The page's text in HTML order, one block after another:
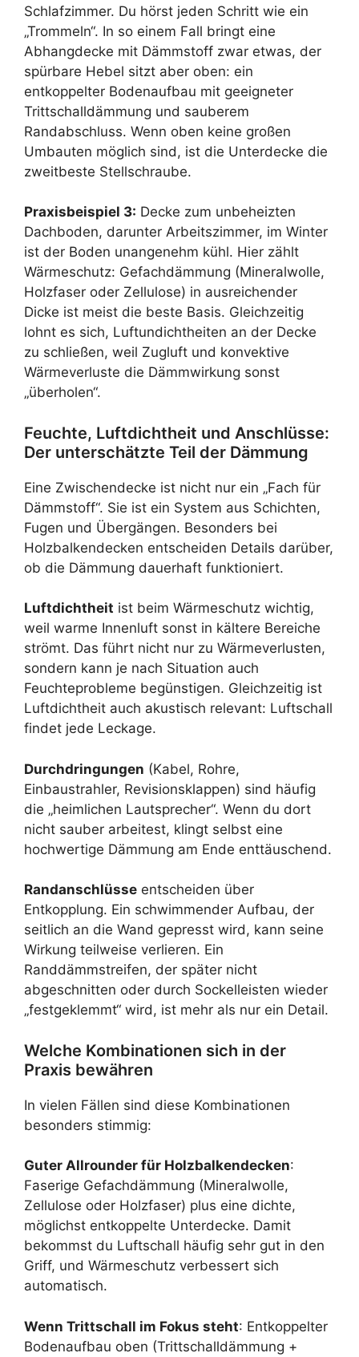
Schlafzimmer. Du hörst jeden Schritt wie ein
„Trommeln“. In so einem Fall bringt eine
Abhangdecke mit Dämmstoff zwar etwas, der
spürbare Hebel sitzt aber oben: ein
entkoppelter Bodenaufbau mit geeigneter
Trittschalldämmung und sauberem
Randabschluss. Wenn oben keine großen
Umbauten möglich sind, ist die Unterdecke die
zweitbeste Stellschraube.
Praxisbeispiel 3: Decke zum unbeheizten
Dachboden, darunter Arbeitszimmer, im Winter
ist der Boden unangenehm kühl. Hier zählt
Wärmeschutz: Gefachdämmung (Mineralwolle,
Holzfaser oder Zellulose) in ausreichender
Dicke ist meist die beste Basis. Gleichzeitig
lohnt es sich, Luftundichtheiten an der Decke
zu schließen, weil Zugluft und konvektive
Wärmeverluste die Dämmwirkung sonst
„überholen“.
Feuchte, Luftdichtheit und Anschlüsse:
Der unterschätzte Teil der Dämmung
Eine Zwischendecke ist nicht nur ein „Fach für
Dämmstoff“. Sie ist ein System aus Schichten,
Fugen und Übergängen. Besonders bei
Holzbalkendecken entscheiden Details darüber,
ob die Dämmung dauerhaft funktioniert.
Luftdichtheit ist beim Wärmeschutz wichtig,
weil warme Innenluft sonst in kältere Bereiche
strömt. Das führt nicht nur zu Wärmeverlusten,
sondern kann je nach Situation auch
Feuchteprobleme begünstigen. Gleichzeitig ist
Luftdichtheit auch akustisch relevant: Luftschall
findet jede Leckage.
Durchdringungen (Kabel, Rohre,
Einbaustrahler, Revisionsklappen) sind häufig
die „heimlichen Lautsprecher“. Wenn du dort
nicht sauber arbeitest, klingt selbst eine
hochwertige Dämmung am Ende enttäuschend.
Randanschlüsse entscheiden über
Entkopplung. Ein schwimmender Aufbau, der
seitlich an die Wand gepresst wird, kann seine
Wirkung teilweise verlieren. Ein
Randdämmstreifen, der später nicht
abgeschnitten oder durch Sockelleisten wieder
„festgeklemmt“ wird, ist mehr als nur ein Detail.
Welche Kombinationen sich in der
Praxis bewähren
In vielen Fällen sind diese Kombinationen
besonders stimmig:
Guter Allrounder für Holzbalkendecken:
Faserige Gefachdämmung (Mineralwolle,
Zellulose oder Holzfaser) plus eine dichte,
möglichst entkoppelte Unterdecke. Damit
bekommst du Luftschall häufig sehr gut in den
Griff, und Wärmeschutz verbessert sich
automatisch.
Wenn Trittschall im Fokus steht: Entkoppelter
Bodenaufbau oben (Trittschalldämmung +